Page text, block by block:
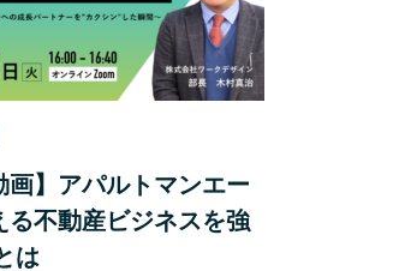
画】アパルトマンエー
る不動産ビジネスを強
は